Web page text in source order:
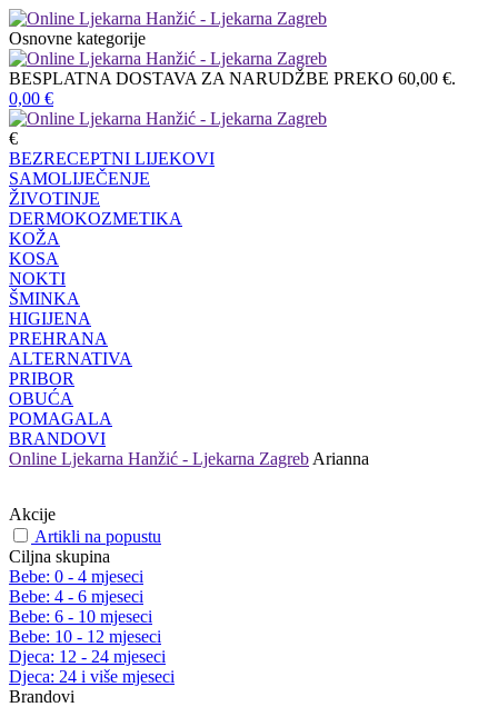
Osnovne kategorije
BESPLATNA DOSTAVA ZA NARUDŽBE PREKO 60,00 €.
0,00 €
€
BEZRECEPTNI LIJEKOVI
SAMOLIJEČENJE
ŽIVOTINJE
DERMOKOZMETIKA
KOŽA
KOSA
NOKTI
ŠMINKA
HIGIJENA
PREHRANA
ALTERNATIVA
PRIBOR
OBUĆA
POMAGALA
BRANDOVI
Online Ljekarna Hanžić - Ljekarna Zagreb Arianna
Akcije
Artikli na popustu
Ciljna skupina
Bebe: 0 - 4 mjeseci
Bebe: 4 - 6 mjeseci
Bebe: 6 - 10 mjeseci
Bebe: 10 - 12 mjeseci
Djeca: 12 - 24 mjeseci
Djeca: 24 i više mjeseci
Brandovi